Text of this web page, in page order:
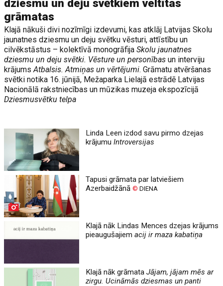
dziesmu un deju svētkiem veltītas
grāmatas
Klajā nākuši divi nozīmīgi izdevumi, kas atklāj Latvijas Skolu
jaunatnes dziesmu un deju svētku vēsturi, attīstību un
cilvēkstāstus – kolektīvā monogrāfijaSkolu jaunatnes
dziesmu un deju svētki. Vēsture un personības un interviju
krājumsAtbalsis. Atmiņas un vērtējumi. Grāmatu atvēršanas
svētki notika 16. jūnijā, Mežaparka Lielajā estrādē Latvijas
Nacionālā rakstniecības un mūzikas muzeja ekspozīcijā
Dziesmusvētku telpa
Linda Leen izdod savu pirmo dzejas
krājumuIntroversijas
Tapusi grāmata par latviešiem
Azerbaidžānā© DIENA
Klajā nāk Lindas Mences dzejas krājums
pieaugušajiemacij ir maza kabatiņa
Klajā nāk grāmataJājam, jājam mēs ar
zirgu. Ucināmās dziesmas un panti